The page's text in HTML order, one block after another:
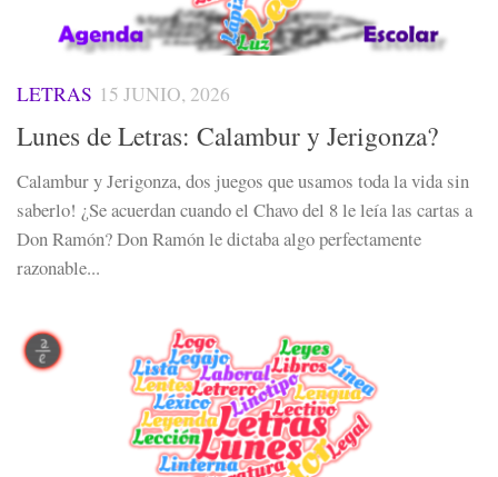
LETRAS 15 JUNIO, 2026
Lunes de Letras: Calambur y Jerigonza?
Calambur y Jerigonza, dos juegos que usamos toda la vida sin
saberlo! ¿Se acuerdan cuando el Chavo del 8 le leía las cartas a
Don Ramón? Don Ramón le dictaba algo perfectamente
razonable...